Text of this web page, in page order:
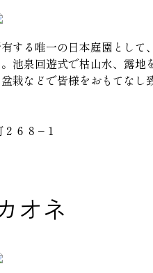
する唯一の日本庭園として
池泉回遊式で枯山水、露地
栽などで皆様をおもてなし
６８−１
オネ